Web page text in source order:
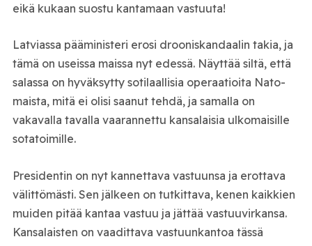
eikä kukaan suostu kantamaan vastuuta!
Latviassa pääministeri erosi drooniskandaalin takia, ja
tämä on useissa maissa nyt edessä. Näyttää siltä, että
salassa on hyväksytty sotilaallisia operaatioita Nato-
maista, mitä ei olisi saanut tehdä, ja samalla on
vakavalla tavalla vaarannettu kansalaisia ulkomaisille
sotatoimille.
Presidentin on nyt kannettava vastuunsa ja erottava
välittömästi. Sen jälkeen on tutkittava, kenen kaikkien
muiden pitää kantaa vastuu ja jättää vastuuvirkansa.
Kansalaisten on vaadittava vastuunkantoa tässä